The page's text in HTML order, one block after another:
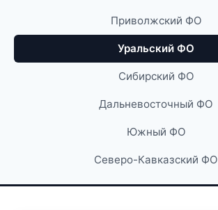
Приволжский ФО
Уральский ФО
Сибирский ФО
Дальневосточный ФО
Южный ФО
Северо-Кавказский ФО